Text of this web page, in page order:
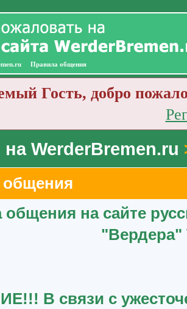
Правила общения
Гость, добро
WerderBremen.ru
общения на сайте
"Вердера"
В связи с